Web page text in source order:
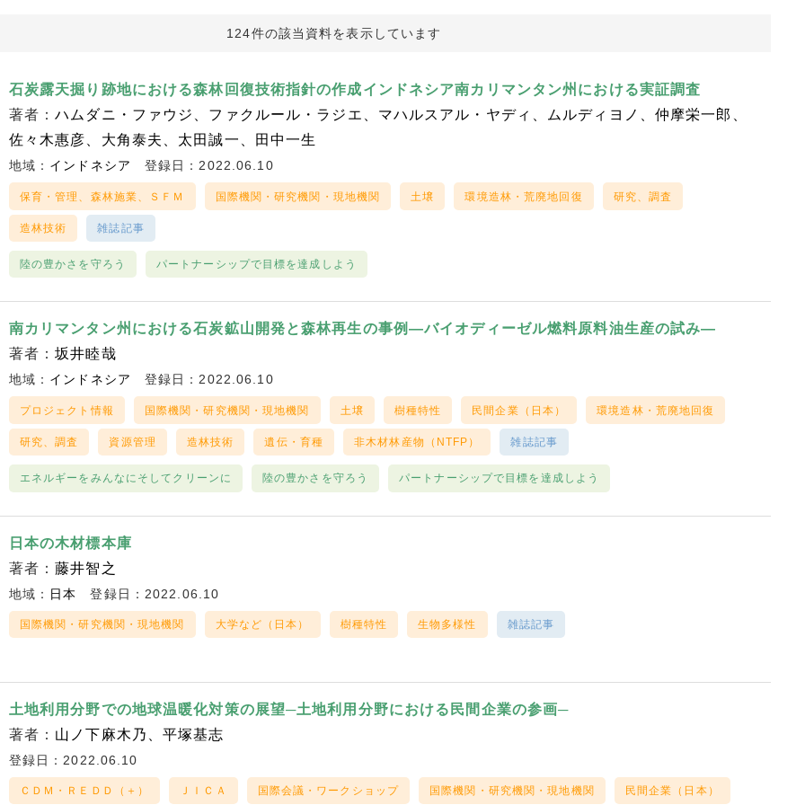
124件の該当資料を表示しています
石炭露天掘り跡地における森林回復技術指針の作成インドネシア南カリマンタン州における実証調査
著者：ハムダニ・ファウジ ファクルール・ラジエ マハルスアル・ヤディ ムルディヨノ
仲摩栄一郎
佐々木惠彦
大角泰夫 太田誠一 田中一生
地域： インドネシア 登録日：2022.06.10
保育・管理、森林施業、ＳＦＭ 国際機関・研究機関・現地機関 土壌 環境造林・荒廃地回復 研究、調査
造林技術 雑誌記事
陸の豊かさを守ろう パートナーシップで目標を達成しよう
南カリマンタン州における石炭鉱山開発と森林再生の事例―バイオディーゼル燃料原料油生産の試み―
著者：坂井睦哉
地域： インドネシア 登録日：2022.06.10
プロジェクト情報 国際機関・研究機関・現地機関 土壌 樹種特性 民間企業（日本） 環境造林・荒廃地回復
研究、調査 資源管理 造林技術 遺伝・育種 非木材林産物（NTFP） 雑誌記事
エネルギーをみんなにそしてクリーンに 陸の豊かさを守ろう パートナーシップで目標を達成しよう
日本の木材標本庫
著者：藤井智之
地域： 日本 登録日：2022.06.10
国際機関・研究機関・現地機関 大学など（日本） 樹種特性 生物多様性 雑誌記事
土地利用分野での地球温暖化対策の展望─土地利用分野における民間企業の参画─
著者： 山ノ下麻木乃 平塚基志
登録日：2022.06.10
ＣＤＭ・ＲＥＤＤ（＋） ＪＩＣＡ 国際会議・ワークショップ 国際機関・研究機関・現地機関 民間企業（日本）